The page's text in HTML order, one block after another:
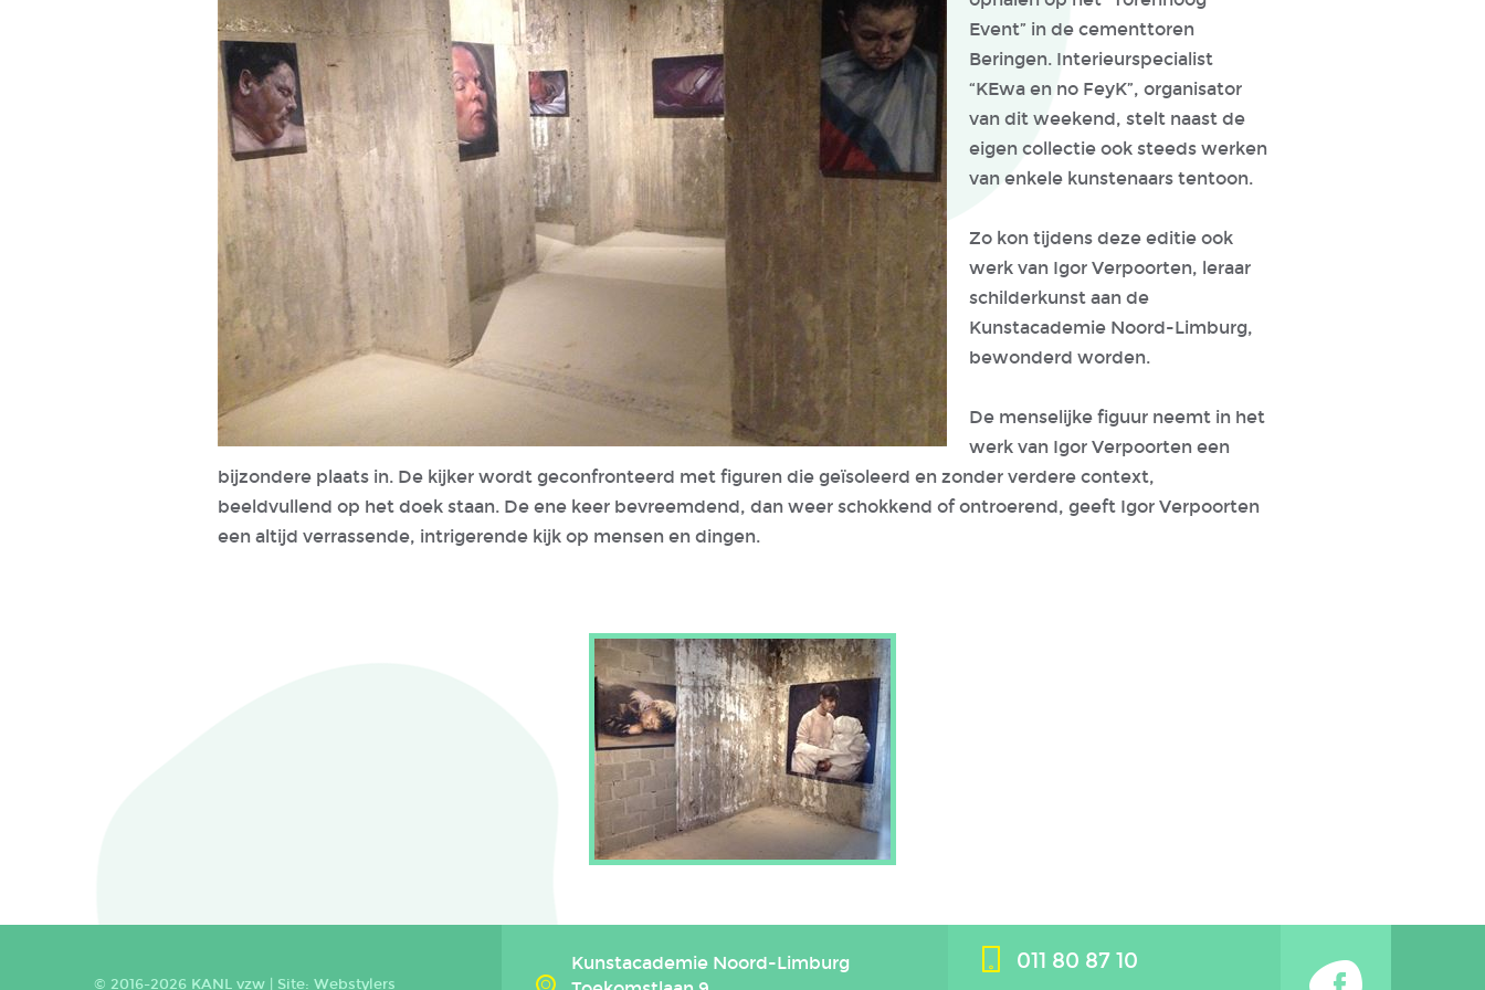
Event” in de cementtoren
Beringen. Interieurspecialist
“KEwa en no FeyK”, organisator
van dit weekend, stelt naast de
eigen collectie ook steeds werken
van enkele kunstenaars tentoon.
Zo kon tijdens deze editie ook
werk van Igor Verpoorten, leraar
schilderkunst aan de
Kunstacademie Noord-Limburg,
bewonderd worden.
De menselijke figuur neemt in het
werk van Igor Verpoorten een
bijzondere plaats in. De kijker wordt geconfronteerd met figuren die geïsoleerd en zonder verdere context,
beeldvullend op het doek staan. De ene keer bevreemdend, dan weer schokkend of ontroerend, geeft Igor Verpoorten
een altijd verrassende, intrigerende kijk op mensen en dingen.
© 2016-2026 KANL vzw | Site: Webstylers
Kunstacademie Noord-Limburg
011 80 87 10